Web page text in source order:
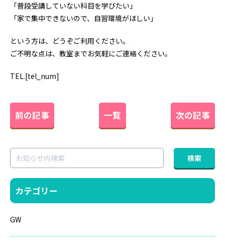
「普段受講していない科目を学びたい」
「家で集中できないので、自習環境がほしい」
という方は、どうぞご利用ください。
ご不明な点は、教室までお気軽にご連絡ください。
TEL.[tel_num]
前の記事 一覧 次の記事
カテゴリー
GW